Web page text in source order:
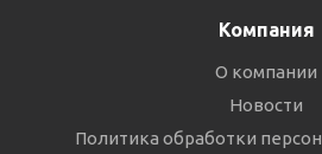
Компания
О компании
Новости
Политика обработки